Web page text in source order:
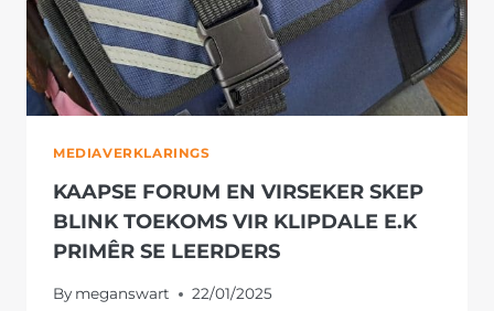
GR.
1’S
MEDIAVERKLARINGS
KAAPSE FORUM EN VIRSEKER SKEP
BLINK TOEKOMS VIR KLIPDALE E.K
PRIMÊR SE LEERDERS
By meganswart 22/01/2025